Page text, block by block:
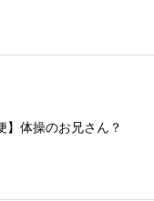
】体操のお兄さん？